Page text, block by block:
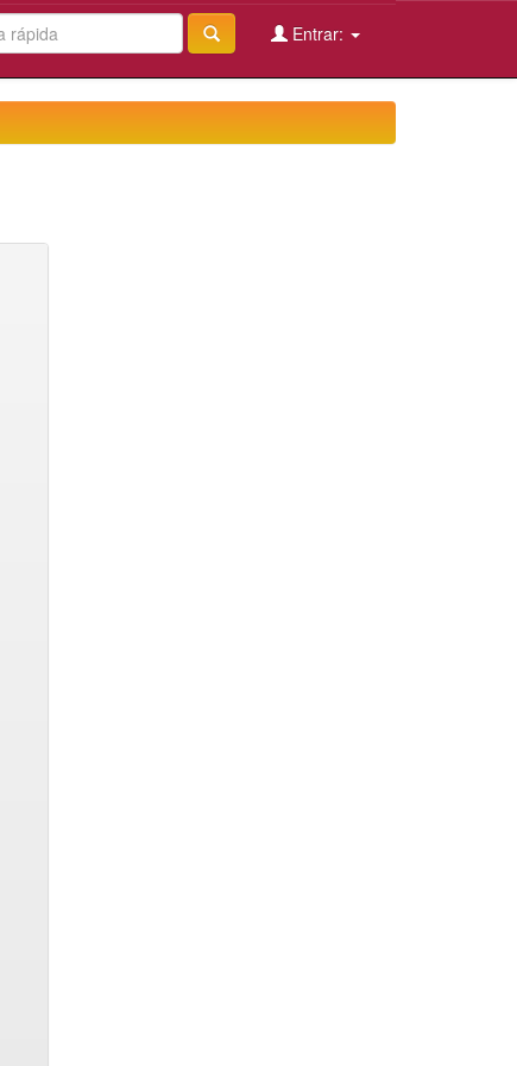
Entrar: